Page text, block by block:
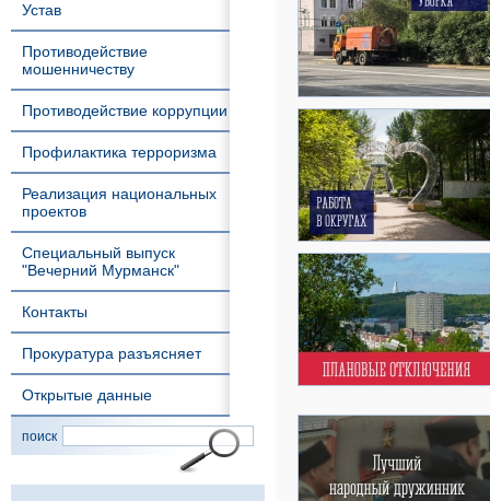
Устав
Противодействие
мошенничеству
Противодействие коррупции
Профилактика терроризма
Реализация национальных
проектов
Специальный выпуск
"Вечерний Мурманск"
Контакты
Прокуратура разъясняет
Открытые данные
поиск